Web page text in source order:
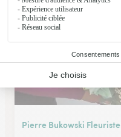
Pierre Bukowski Fleuriste